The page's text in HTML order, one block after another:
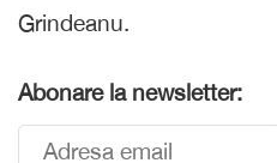
Grindeanu.
Abonare la newsletter: